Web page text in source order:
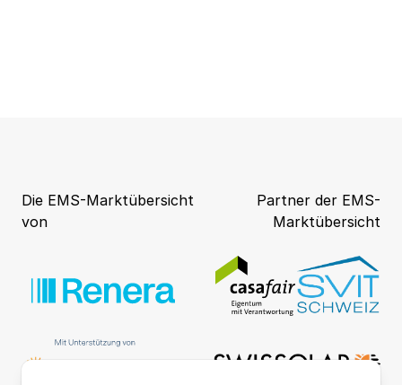
Die EMS-Marktübersicht
von
Partner der EMS-
Marktübersicht